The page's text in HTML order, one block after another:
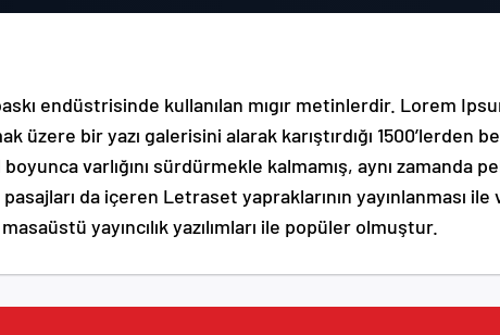
endüstrisinde kullanılan mıgır metinlerdir. Lorem
üzere bir yazı galerisini alarak karıştırdığı
boyunca varlığını sürdürmekle kalmamış, aynı
da içeren Letraset yapraklarının yayınlanması
yayıncılık yazılımları ile popüler olmuştur.